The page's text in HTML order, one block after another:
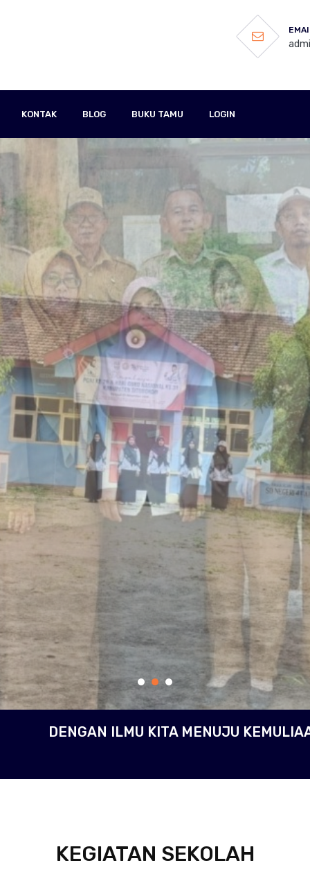
KONTAK BLOG BUKU TAMU LOGIN
DENGAN ILMU KITA MENUJU
KEGIATAN SEKOLAH